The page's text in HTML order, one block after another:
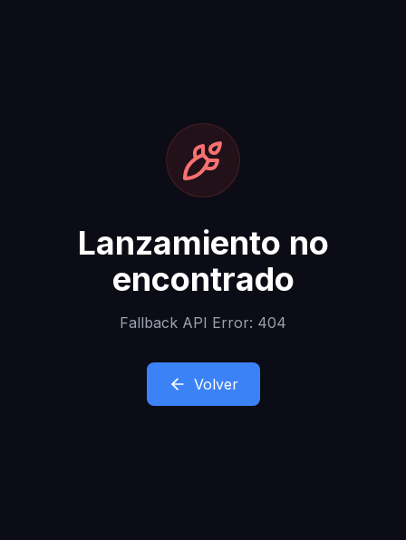
Lanzamiento no
encontrado
Fallback API Error: 404
Volver